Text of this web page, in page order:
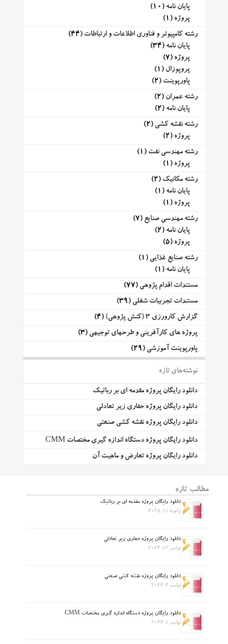
پایان نامه (10)
پروژه (1)
رشته کامپیوتر و فناوری اطلاعات و ارتباطات (44)
پایان نامه (34)
پروژه (7)
پروپوزال (1)
پاورپوینت (2)
رشته عمران (2)
پایان نامه (2)
رشته نقشه کشی (2)
پروژه (2)
رشته مهندسی نفت (1)
پروژه (1)
رشته مکانیک (2)
پایان نامه (1)
پروژه (1)
رشته مهندسی صنایع (7)
پایان نامه (2)
پروژه (5)
رشته صنایع غذایی (1)
پایان نامه (1)
مستندات اقدام پژوهی (77)
مستندات تجربیات شغلی (39)
گزارش کارورزی 3 (کنش پژوهی)
(4)
پروژه های کارآفرینی و طرحهای توجیهی (3)
پاورپوینت آموزشی (29)
نوشته‌های تازه
دانلود رایگان پروژه مقدمه ای بر رباتیک
دانلود رایگان پروژه حفاری زیر تعادلی
دانلود رایگان پروژه نقشه کشی صنعتی
دانلود رایگان پروژه دستگاه اندازه گیری مختصات CMM
دانلود رایگان پروژه تعارض و ماهیت آن
مطالب تازه
دانلود رایگان پروژه مقدمه ای بر رباتیک
ژانویه 11, 2025
دانلود رایگان پروژه حفاری زیر تعادلی
نوامبر 12, 2024
دانلود رایگان پروژه نقشه کشی صنعتی
نوامبر 4, 2024
دانلود رایگان پروژه دستگاه اندازه گیری مختصات CMM
نوامبر 1, 2024